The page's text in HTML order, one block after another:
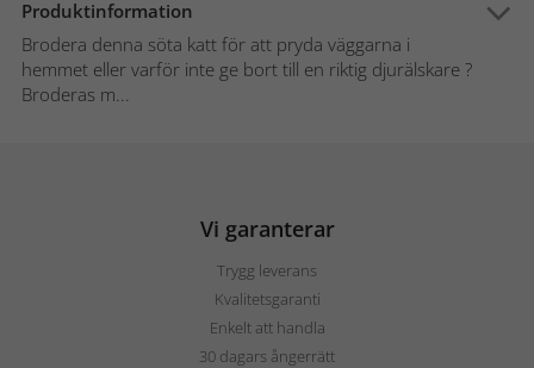
Produktinformation
Brodera denna söta katt för att pryda väggarna i
hemmet eller varför inte ge bort till en riktig djurälskare ?
Broderas m...
Vi garanterar
Trygg leverans
Kvalitetsgaranti
Enkelt att handla
30 dagars ångerrätt